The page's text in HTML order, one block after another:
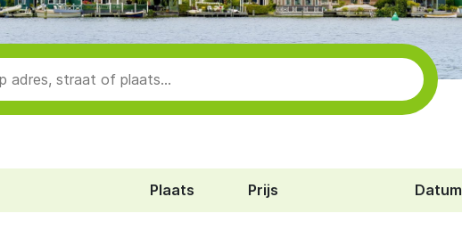
Plaats Prijs Datum